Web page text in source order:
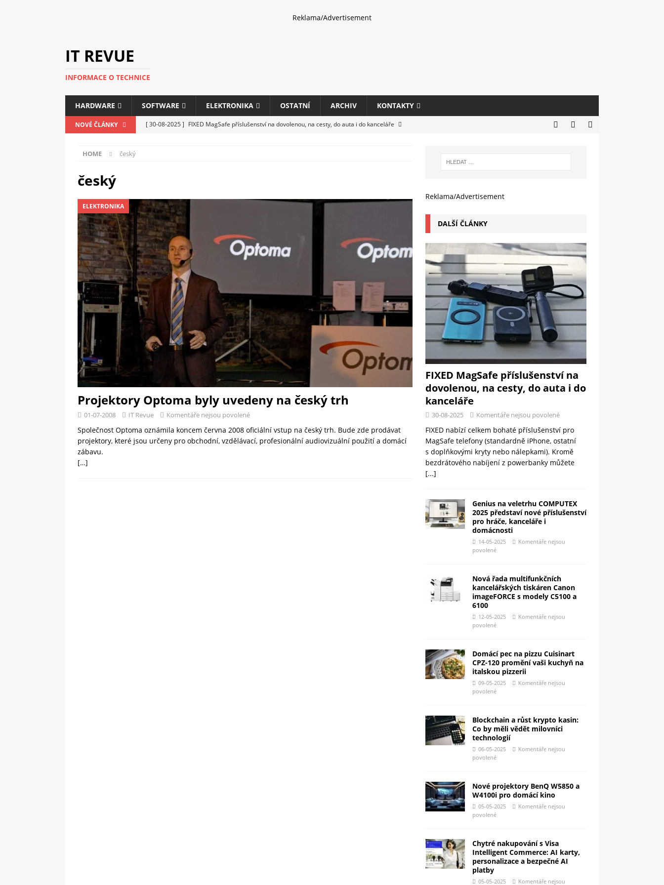
Reklama/Advertisement
IT REVUE
INFORMACE O TECHNICE
HARDWARE SOFTWARE ELEKTRONIKA OSTATNÍ ARCHIV KONTAKTY
NOVÉ ČLÁNKY [ 30-08-2025 ] FIXED MagSafe příslušenství na dovolenou, na cesty, do auta i do kanceláře
C5100 a 6100
[ 09-05-2025 ]
OSTATNÍ
[ 06-05-2025 ] Blockchain a růst krypto kasin: Co by měli vědět milovníci technologií
SOFTWARE
HOME český
český
ELEKTRONIKA
Projektory Optoma byly uvedeny na český trh
01-07-2008 IT Revue Komentáře nejsou povolené
Společnost Optoma oznámila koncem června 2008 oficiální vstup na český trh. Bude zde prodávat
projektory, které jsou určeny pro obchodní, vzdělávací, profesionální audiovizuální použití a domácí
zábavu.
[…]
Reklama/Advertisement
DALŠÍ ČLÁNKY
FIXED MagSafe příslušenství na
dovolenou, na cesty, do auta i do
kanceláře
30-08-2025 Komentáře nejsou povolené
FIXED nabízí celkem bohaté příslušenství pro
MagSafe telefony (standardně iPhone, ostatní
s doplňkovými kryty nebo nálepkami). Kromě
bezdrátového nabíjení z powerbanky můžete
[...]
Genius na veletrhu COMPUTEX
2025 představí nové příslušenství
pro hráče, kanceláře i
domácnosti
14-05-2025
Komentáře nejsou
povolené
Nová řada multifunkčních
kancelářských tiskáren Canon
imageFORCE s modely C5100 a
6100
12-05-2025
Komentáře nejsou
povolené
Domácí pec na pizzu Cuisinart
CPZ-120 promění vaši kuchyň na
italskou pizzerii
09-05-2025
Komentáře nejsou
povolené
Blockchain a růst krypto kasin:
Co by měli vědět milovníci
technologií
06-05-2025
Komentáře nejsou
povolené
Nové projektory BenQ W5850 a
W4100i pro domácí kino
05-05-2025
Komentáře nejsou
povolené
Chytré nakupování s Visa
Intelligent Commerce: AI karty,
personalizace a bezpečné AI
platby
05-05-2025 Komentáře nejsou